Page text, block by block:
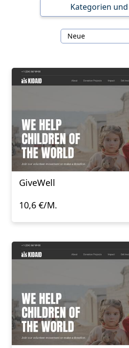
Kategorien
Neue
GiveWell
10,6 €/M.